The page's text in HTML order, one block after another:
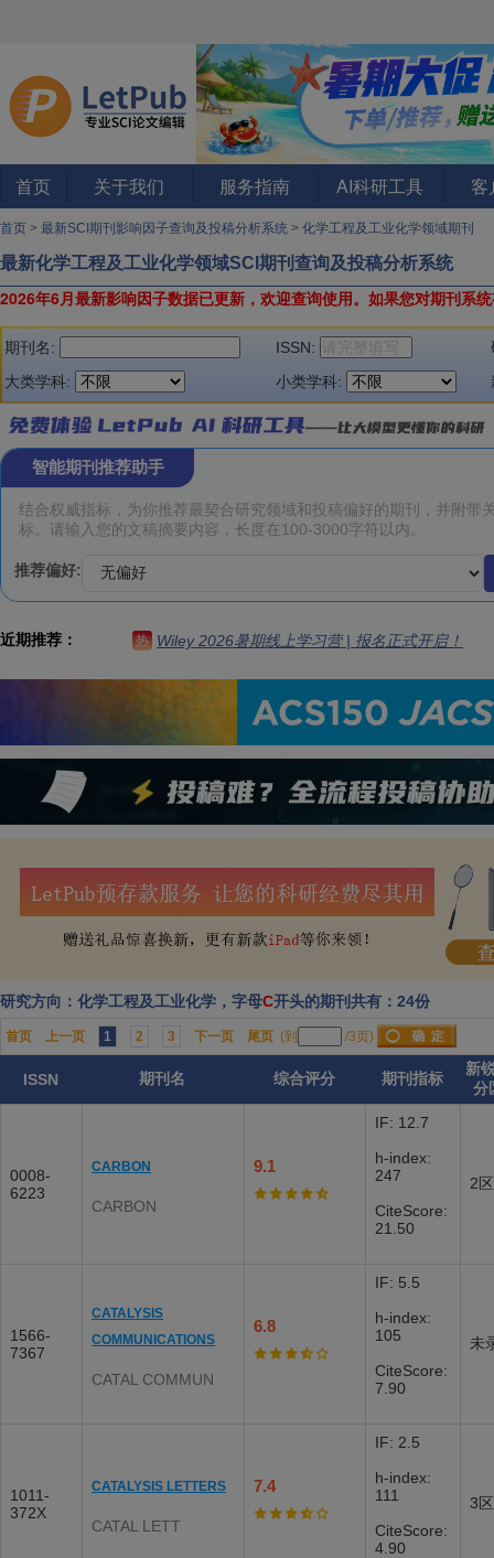
首页 关于我们 服务指南 AI科研工具 客
首页 > 最新SCI期刊影响因子查询及投稿分析系统 > 化学工程及工业化学领域期刊
最新化学工程及工业化学领域SCI期刊查询及投稿分析系统
2026年6月最新影响因子数据已更新，欢迎查询使用。 如果您对期刊系
期刊名: ISSN:
大类学科:
小类学科:
智能期刊推荐助手
推荐偏好:
近期推荐： 热 Wiley 2026暑期线上学习营 | 报名正式开启！
研究方向：化学工程及工业化学，字母C开头的期刊共有：24份
首页 上一页 1 2 3 下一页 尾页 (到 /3页)
ISSN 期刊名 综合评分 期刊指标
新
分
0008-
6223
CARBON
CARBON
9.1
IF: 12.7
h-index:
247
CiteScore:
21.50
2区
1566-
7367
CATALYSIS
COMMUNICATIONS
CATAL COMMUN
6.8
IF: 5.5
h-index:
105
CiteScore:
7.90
未
1011-
372X
CATALYSIS LETTERS
CATAL LETT
7.4
IF: 2.5
h-index:
111
CiteScore:
4.90
3区